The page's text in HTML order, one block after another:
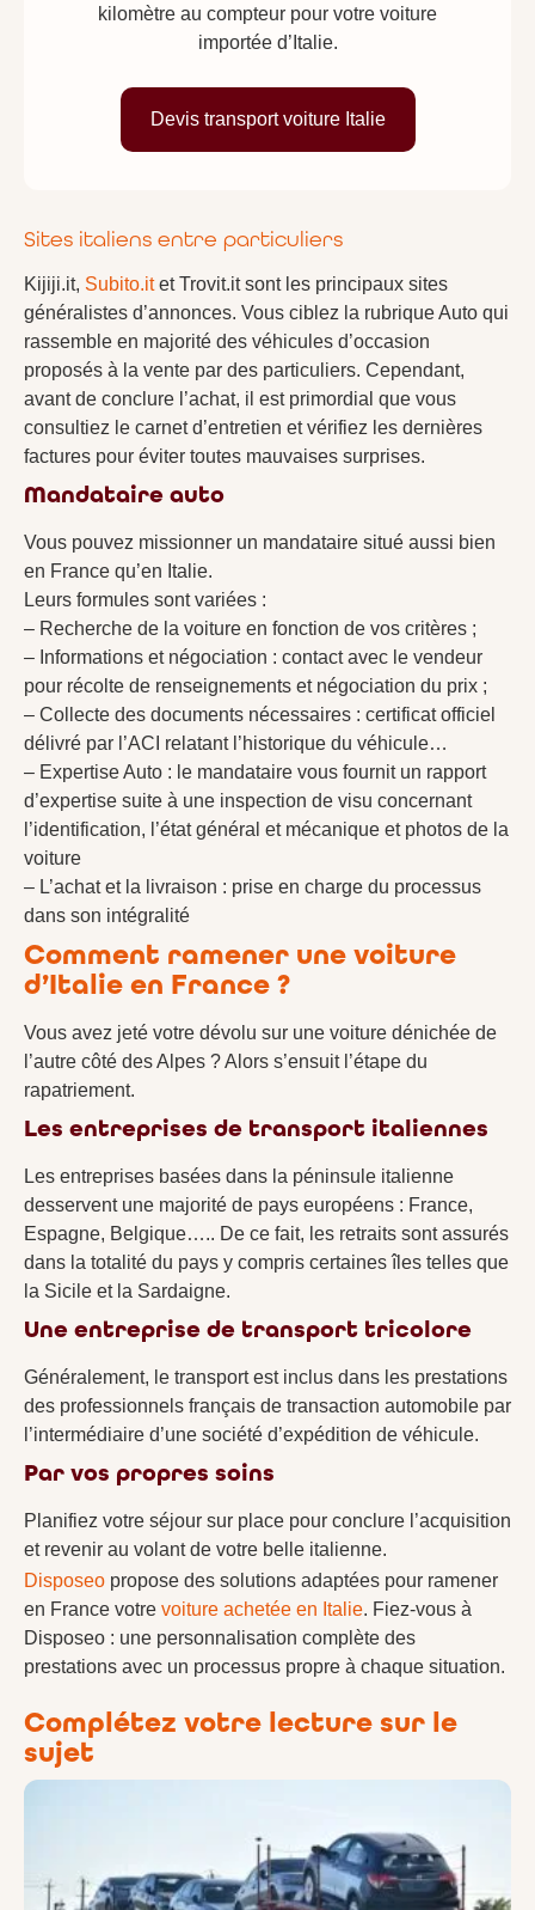
kilomètre au compteur pour votre voiture
importée d’Italie.
Devis transport voiture Italie
Sites italiens entre particuliers
Kijiji.it, Subito.itet Trovit.it sont les principaux sites
généralistes d’annonces. Vous ciblez la rubrique Auto qui
rassemble en majorité des véhicules d’occasion
proposés à la vente par des particuliers. Cependant,
avant de conclure l’achat, il est primordial que vous
consultiez le carnet d’entretien et vérifiez les dernières
factures pour éviter toutes mauvaises surprises.
Mandataire auto
Vous pouvez missionner un mandataire situé aussi bien
en France qu’en Italie.
Leurs formules sont variées :
– Recherche de la voiture en fonction de vos critères ;
– Informations et négociation : contact avec le vendeur
pour récolte de renseignements et négociation du prix ;
– Collecte des documents nécessaires : certificat officiel
délivré par l’ACI relatant l’historique du véhicule…
– Expertise Auto : le mandataire vous fournit un rapport
d’expertise suite à une inspection de visu concernant
l’identification, l’état général et mécanique et photos de la
voiture
– L’achat et la livraison : prise en charge du processus
dans son intégralité
Comment ramener une voiture
d’Italie en France ?
Vous avez jeté votre dévolu sur une voiture dénichée de
l’autre côté des Alpes ? Alors s’ensuit l’étape du
rapatriement.
Les entreprises de transport italiennes
Les entreprises basées dans la péninsule italienne
desservent une majorité de pays européens : France,
Espagne, Belgique….. De ce fait, les retraits sont assurés
dans la totalité du pays y compris certaines îles telles que
la Sicile et la Sardaigne.
Une entreprise de transport tricolore
Généralement, le transport est inclus dans les prestations
des professionnels français de transaction automobile par
l’intermédiaire d’une société d’expédition de véhicule.
Par vos propres soins
Planifiez votre séjour sur place pour conclure l’acquisition
et revenir au volant de votre belle italienne.
Disposeo propose des solutions adaptées pour ramener
en France votre voiture achetée en Italie. Fiez-vous à
Disposeo : une personnalisation complète des
prestations avec un processus propre à chaque situation.
Complétez votre lecture sur le
sujet